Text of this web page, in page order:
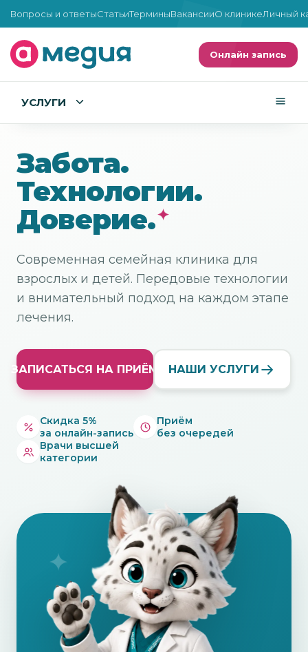
Вопросы и ответыСтатьиТерминыВакансииО клиникеЛичный
Онлайн запись
УСЛУГИ
Забота.
Технологии.
Доверие.
Современная семейная клиника для
взрослых и детей. Передовые технологии
и внимательный подход на каждом этапе
лечения.
ЗАПИСАТЬСЯ НА ПРИЁМ НАШИ УСЛУГИ
Скидка 5%
за онлайн-запись
Приём
без очередей
Врачи высшей
категории